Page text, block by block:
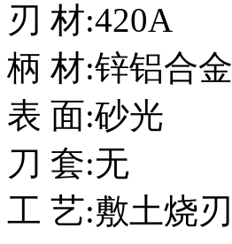
刃 材:420A
柄 材:锌铝合金
表 面:砂光
刀 套:无
工 艺:敷土烧刃